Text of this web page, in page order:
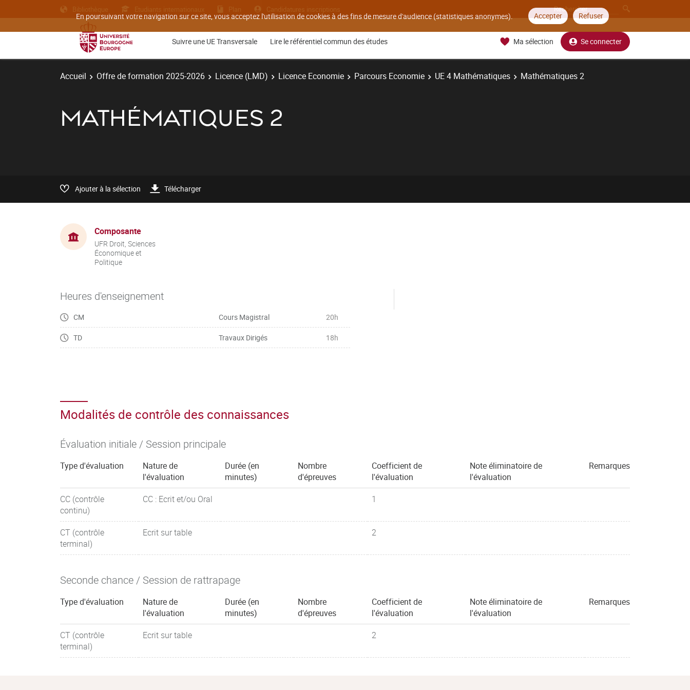
En poursuivant votre navigation sur ce site, vous acceptez l'utilisation de cookies à des fins de mesure d'audience (statistiques anonymes). Accepter Refuser
Bibliothèque Etudiants internationaux Plan Candidatures inscriptions
Suivre une UE Transversale Lire le référentiel commun des études Ma sélection Se connecter
Accueil Offre de formation 2025-2026 Licence (LMD) Licence Economie Parcours Economie UE 4 Mathématiques Mathématiques 2
MATHÉMATIQUES 2
Ajouter à la sélection Télécharger
Composante
UFR Droit, Sciences
Économique et
Politique
Heures d'enseignement
CM Cours Magistral 20h
TD Travaux Dirigés 18h
Modalités de contrôle des connaissances
Évaluation initiale / Session principale
Type d'évaluation
Nature de
l'évaluation
Durée (en
minutes)
Nombre
d'épreuves
Coefficient de
l'évaluation
Note éliminatoire de
l'évaluation
Remarques
CC (contrôle
continu)
CC : Ecrit et/ou Oral 1
CT (contrôle
terminal)
Ecrit sur table 2
Seconde chance / Session de rattrapage
Type d'évaluation
Nature de
l'évaluation
Durée (en
minutes)
Nombre
d'épreuves
Coefficient de
l'évaluation
Note éliminatoire de
l'évaluation
Remarques
CT (contrôle
terminal)
Ecrit sur table 2